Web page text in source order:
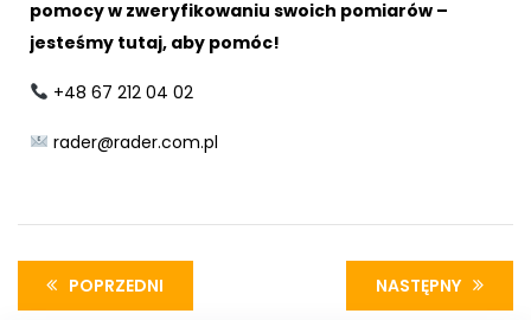
pomocy w zweryfikowaniu swoich pomiarów –
jesteśmy tutaj, aby pomóc!
+48 67 212 04 02
rader@rader.com.pl
POPRZEDNI NASTĘPNY